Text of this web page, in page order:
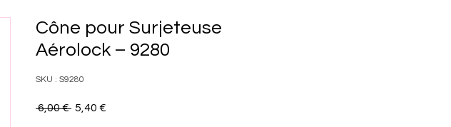
Cône pour Surjeteuse
Aérolock – 9280
SKU : S9280
6,00 € Prix
5,40 €